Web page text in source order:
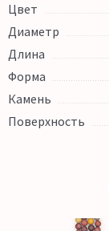
Цвет
Диаметр
Длина
Форма
Камень
Поверхность